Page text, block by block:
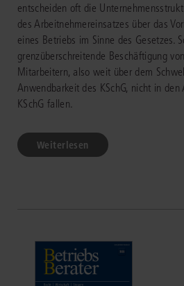
entscheiden oft die
des Arbeitnehmereinsatzes über das
eines Betriebs im Sinne des Gesetzes.
grenzüberschreitende Beschäftigung
Mitarbeitern, also weit über dem
Anwendbarkeit des KSchG, nicht in
KSchG fallen.
Weiterlesen